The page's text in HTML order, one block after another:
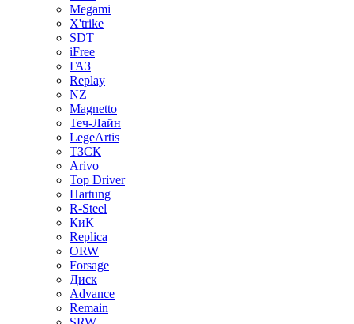
Megami
X'trike
SDT
iFree
ГАЗ
Replay
NZ
Magnetto
Теч-Лайн
LegeArtis
ТЗСК
Arivo
Top Driver
Hartung
R-Steel
КиК
Replica
ORW
Forsage
Диск
Advance
Remain